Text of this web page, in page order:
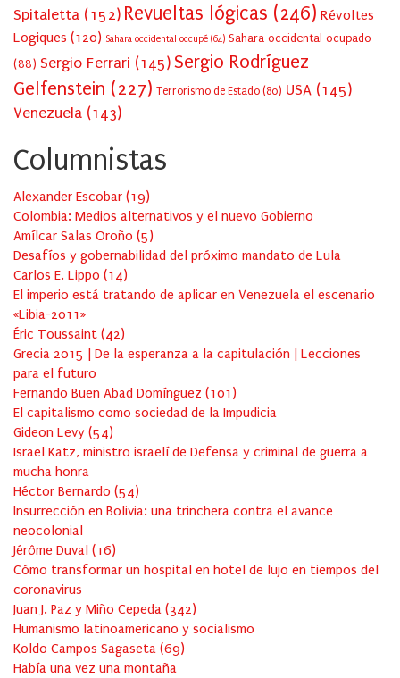
Spitaletta (152) Revueltas lógicas (246) Révoltes
Logiques (120) Sahara occidental occupé (64) Sahara occidental ocupado
(88) Sergio Ferrari (145) Sergio Rodríguez
Gelfenstein (227) Terrorismo de Estado (80) USA (145)
Venezuela (143)
Columnistas
Alexander Escobar (19)
Colombia: Medios alternativos y el nuevo Gobierno
Amílcar Salas Oroño (5)
Desafíos y gobernabilidad del próximo mandato de Lula
Carlos E. Lippo (14)
El imperio está tratando de aplicar en Venezuela el escenario
«Libia-2011»
Éric Toussaint (42)
Grecia 2015 | De la esperanza a la capitulación | Lecciones
para el futuro
Fernando Buen Abad Domínguez (101 )
El capitalismo como sociedad de la Impudicia
Gideon Levy (54)
Israel Katz, ministro israelí de Defensa y criminal de guerra a
mucha honra
Héctor Bernardo (54)
Insurrección en Bolivia: una trinchera contra el avance
neocolonial
Jérôme Duval (16)
Cómo transformar un hospital en hotel de lujo en tiempos del
coronavirus
Juan J. Paz y Miño Cepeda (342)
Humanismo latinoamericano y socialismo
Koldo Campos Sagaseta (69)
Había una vez una montaña